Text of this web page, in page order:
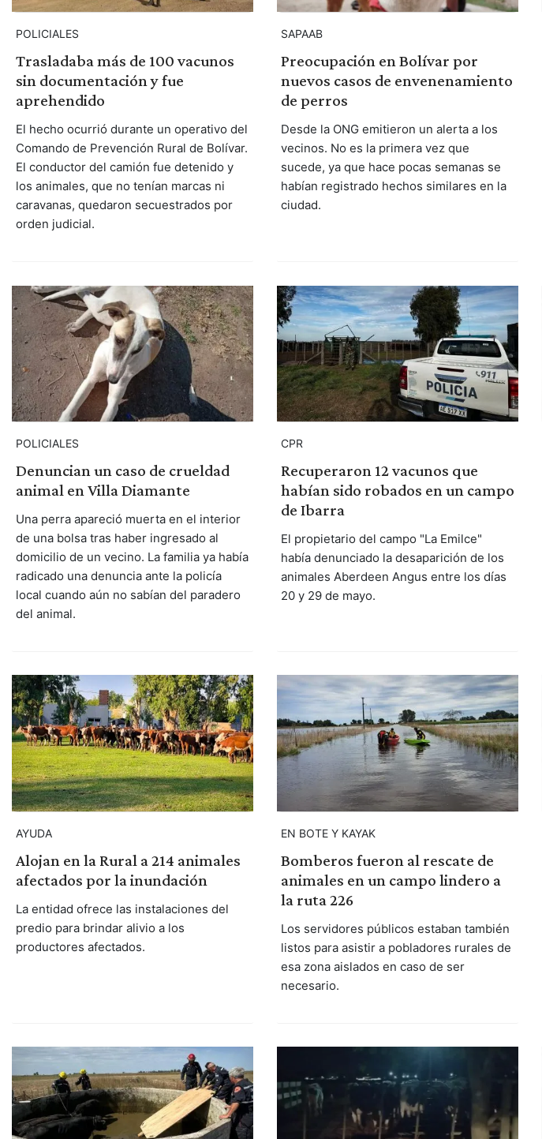
POLICIALES
Trasladaba más de 100 vacunos
sin documentación y fue
aprehendido
El hecho ocurrió durante un operativo del
Comando de Prevención Rural de Bolívar.
El conductor del camión fue detenido y
los animales, que no tenían marcas ni
caravanas, quedaron secuestrados por
orden judicial.
SAPAAB
Preocupación en Bolívar por
nuevos casos de envenenamiento
de perros
Desde la ONG emitieron un alerta a los
vecinos. No es la primera vez que
sucede, ya que hace pocas semanas se
habían registrado hechos similares en la
ciudad.
POLICIALES
Denuncian un caso de crueldad
animal en Villa Diamante
Una perra apareció muerta en el interior
de una bolsa tras haber ingresado al
domicilio de un vecino. La familia ya había
radicado una denuncia ante la policía
local cuando aún no sabían del paradero
del animal.
CPR
Recuperaron 12 vacunos que
habían sido robados en un campo
de Ibarra
El propietario del campo "La Emilce"
había denunciado la desaparición de los
animales Aberdeen Angus entre los días
20 y 29 de mayo.
AYUDA
Alojan en la Rural a 214 animales
afectados por la inundación
La entidad ofrece las instalaciones del
predio para brindar alivio a los
productores afectados.
EN BOTE Y KAYAK
Bomberos fueron al rescate de
animales en un campo lindero a
la ruta 226
Los servidores públicos estaban también
listos para asistir a pobladores rurales de
esa zona aislados en caso de ser
necesario.